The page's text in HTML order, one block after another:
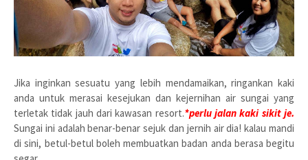
Jika inginkan sesuatu yang lebih mendamaikan, ringankan kaki
anda untuk merasai kesejukan dan kejernihan air sungai yang
terletak tidak jauh dari kawasan resort.*perlu jalan kaki sikit je.
Sungai ini adalah benar-benar sejuk dan jernih air dia! kalau mandi
di sini, betul-betul boleh membuatkan badan anda berasa begitu